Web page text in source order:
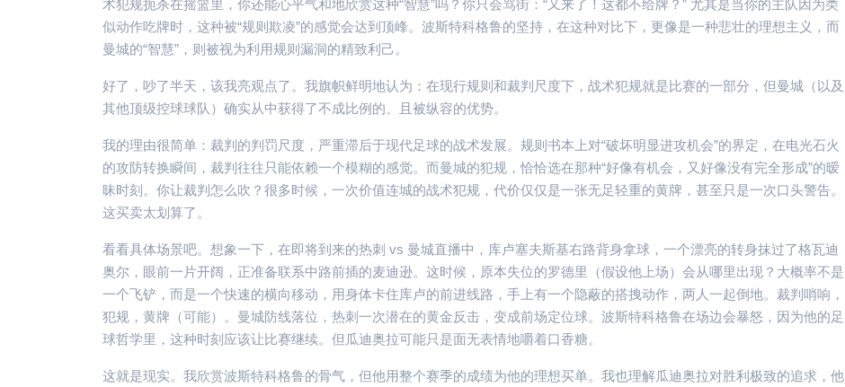
术犯规扼杀在摇篮里，你还能心平气和地欣赏这种“智慧”吗？你只会骂街：“又来了！这都不给牌？” 尤其是当你的主队因为类
似动作吃牌时，这种被“规则欺凌”的感觉会达到顶峰。波斯特科格鲁的坚持，在这种对比下，更像是一种悲壮的理想主义，而
曼城的“智慧”，则被视为利用规则漏洞的精致利己。
好了，吵了半天，该我亮观点了。我旗帜鲜明地认为：在现行规则和裁判尺度下，战术犯规就是比赛的一部分，但曼城（以及
其他顶级控球球队）确实从中获得了不成比例的、且被纵容的优势。
我的理由很简单：裁判的判罚尺度，严重滞后于现代足球的战术发展。规则书本上对“破坏明显进攻机会”的界定，在电光石火
的攻防转换瞬间，裁判往往只能依赖一个模糊的感觉。而曼城的犯规，恰恰选在那种“好像有机会，又好像没有完全形成”的暧
昧时刻。你让裁判怎么吹？很多时候，一次价值连城的战术犯规，代价仅仅是一张无足轻重的黄牌，甚至只是一次口头警告。
这买卖太划算了。
看看具体场景吧。想象一下，在即将到来的热刺 vs 曼城直播中，库卢塞夫斯基右路背身拿球，一个漂亮的转身抹过了格瓦迪
奥尔，眼前一片开阔，正准备联系中路前插的麦迪逊。这时候，原本失位的罗德里（假设他上场）会从哪里出现？大概率不是
一个飞铲，而是一个快速的横向移动，用身体卡住库卢的前进线路，手上有一个隐蔽的搭拽动作，两人一起倒地。裁判哨响，
犯规，黄牌（可能）。曼城防线落位，热刺一次潜在的黄金反击，变成前场定位球。波斯特科格鲁在场边会暴怒，因为他的足
球哲学里，这种时刻应该让比赛继续。但瓜迪奥拉可能只是面无表情地嚼着口香糖。
这就是现实。我欣赏波斯特科格鲁的骨气，但他用整个赛季的成绩为他的理想买单。我也理解瓜迪奥拉对胜利极致的追求，他